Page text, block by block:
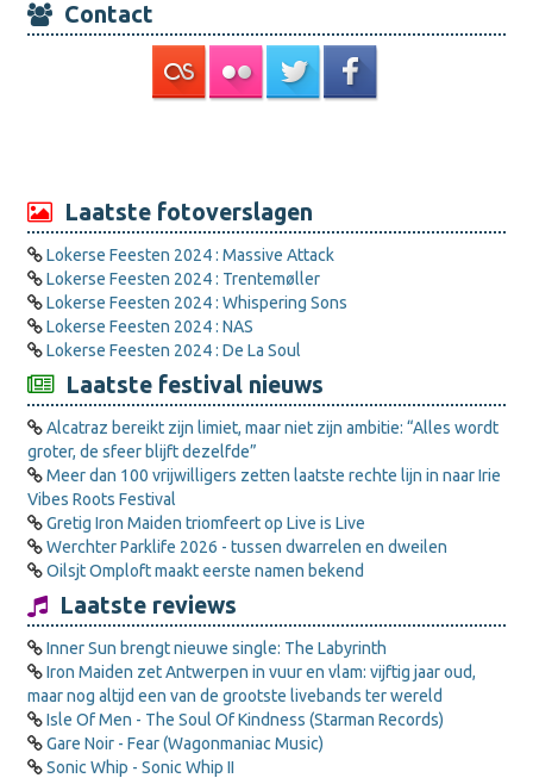
Contact
Laatste fotoverslagen
Lokerse Feesten 2024 : Massive Attack
Lokerse Feesten 2024 : Trentemøller
Lokerse Feesten 2024 : Whispering Sons
Lokerse Feesten 2024 : NAS
Lokerse Feesten 2024 : De La Soul
Laatste festival nieuws
Alcatraz bereikt zijn limiet, maar niet zijn ambitie: “Alles wordt
groter, de sfeer blijft dezelfde”
Meer dan 100 vrijwilligers zetten laatste rechte lijn in naar Irie
Vibes Roots Festival
Gretig Iron Maiden triomfeert op Live is Live
Werchter Parklife 2026 - tussen dwarrelen en dweilen
Oilsjt Omploft maakt eerste namen bekend
Laatste reviews
Inner Sun brengt nieuwe single: The Labyrinth
Iron Maiden zet Antwerpen in vuur en vlam: vijftig jaar oud,
maar nog altijd een van de grootste livebands ter wereld
Isle Of Men - The Soul Of Kindness (Starman Records)
Gare Noir - Fear (Wagonmaniac Music)
Sonic Whip - Sonic Whip II